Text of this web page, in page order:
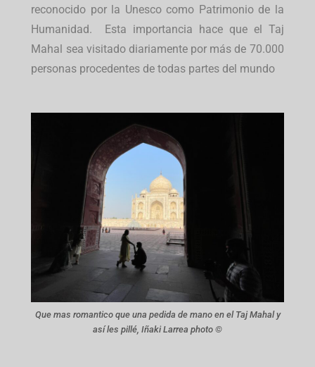
reconocido por la Unesco como Patrimonio de la
Humanidad. Esta importancia hace que el Taj
Mahal sea visitado diariamente por más de 70.000
personas procedentes de todas partes del mundo
Que mas romantico que una pedida de mano en el Taj Mahal y
así les pillé, Iñaki Larrea photo ©